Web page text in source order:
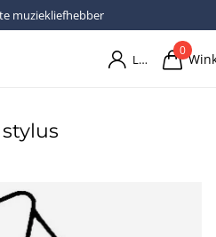
muziekliefhebber
Login
0